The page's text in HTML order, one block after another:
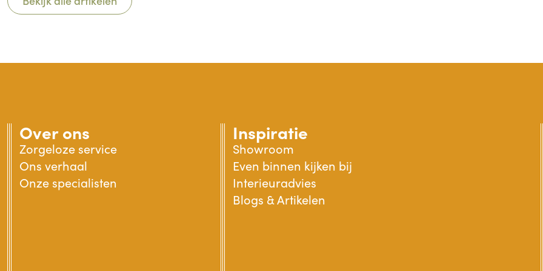
Over ons
Zorgeloze service
Ons verhaal
Onze specialisten
Inspiratie
Showroom
Even binnen kijken bij
Interieuradvies
Blogs & Artikelen